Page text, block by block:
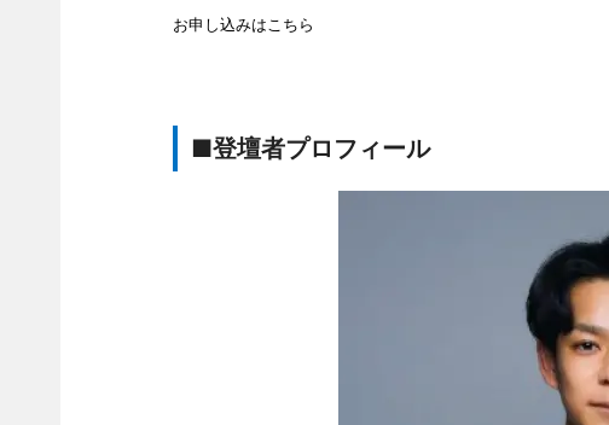
お申し込みはこちら
■登壇者プロフィール